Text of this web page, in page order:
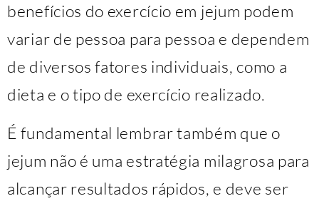
benefícios do exercício em jejum podem
variar de pessoa para pessoa e dependem
de diversos fatores individuais, como a
dieta e o tipo de exercício realizado.
É fundamental lembrar também que o
jejum não é uma estratégia milagrosa para
alcançar resultados rápidos, e deve ser